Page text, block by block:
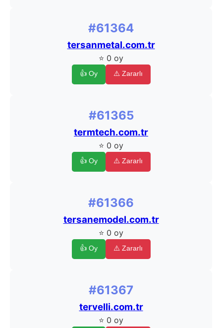
#61364
tersanmetal.com.tr
⭐ 0 oy
👍 Oy ⚠️ Zararlı
#61365
termtech.com.tr
⭐ 0 oy
👍 Oy ⚠️ Zararlı
#61366
tersanemodel.com.tr
⭐ 0 oy
👍 Oy ⚠️ Zararlı
#61367
tervelli.com.tr
⭐ 0 oy